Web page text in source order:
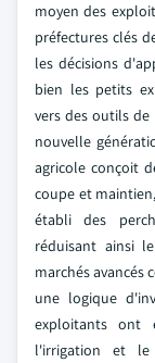
moyen des
préfectures clés
les décisions
bien les petits
vers des outils de
nouvelle
agricole conçoit
coupe et
établi des
réduisant ainsi
marchés avancés
une logique
exploitants ont
l'irrigation et le